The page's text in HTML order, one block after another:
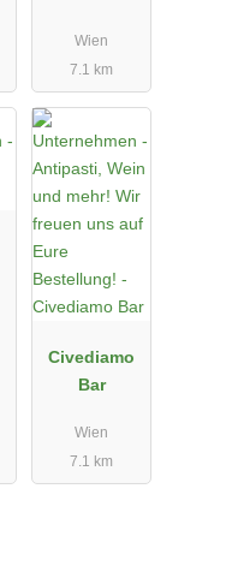
Ingrid
Langoth
Wien
7.1 km
Civediamo
Bar
Wien
7.1 km